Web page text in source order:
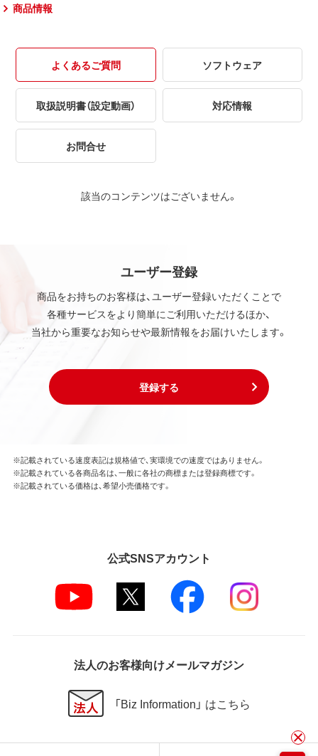
商品情報
よくあるご質問 ソフトウェア
取扱説明書（設定動画） 対応情報
お問合せ
該当のコンテンツはございません。
ユーザー登録
商品をお持ちのお客様は、ユーザー登録いただくことで
各種サービスをより簡単にご利用いただけるほか、
当社から重要なお知らせや最新情報をお届けいたします。
登録する
※記載されている速度表記は規格値で、実環境での速度ではありません。
※記載されている各商品名は、一般に各社の商標または登録商標です。
※記載されている価格は、希望小売価格です。
公式SNSアカウント
法人のお客様向けメールマガジン
「Biz Information」 はこちら